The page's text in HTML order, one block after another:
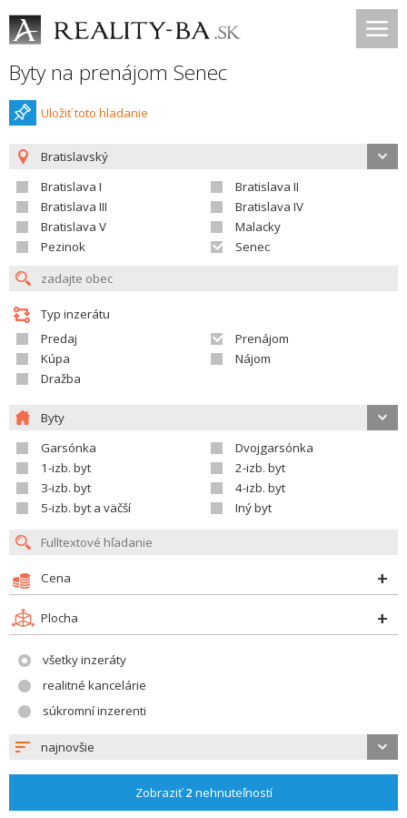
Byty na prenájom Senec
Uložiť toto hladanie
Bratislavský
Bratislava I
Bratislava II
Bratislava III
Bratislava IV
Bratislava V
Malacky
Pezinok
Senec
Typ inzerátu
Predaj
Prenájom
Kúpa
Nájom
Dražba
Byty
Garsónka
Dvojgarsónka
1-izb. byt
2-izb. byt
3-izb. byt
4-izb. byt
5-izb. byt a väčší
Iný byt
Cena
Plocha
všetky inzeráty
realitné kancelárie
súkromní inzerenti
najnovšie
Zobraziť2 nehnuteľností